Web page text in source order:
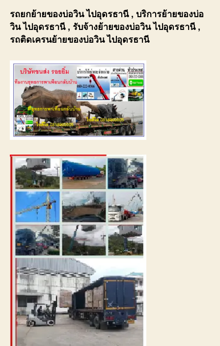
รถยกย้ายของบ่อวิน ไปอุดรธานี , บริการย้ายของบ่อ
วิน ไปอุดรธานี , รับจ้างย้ายของบ่อวิน ไปอุดรธานี ,
รถติดเครนย้ายของบ่อวิน ไปอุดรธานี